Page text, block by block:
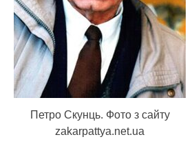
Петро Скунць. Фото з сайту
zakarpattya.net.ua